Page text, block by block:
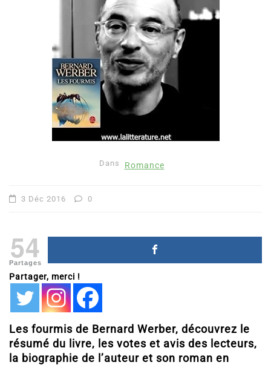
Dans Romance
3 Déc 2016 0
54
Partages
Partager, merci !
Les fourmis de Bernard Werber, découvrez le
résumé du livre, les votes et avis des lecteurs,
la biographie de l’auteur et son roman en